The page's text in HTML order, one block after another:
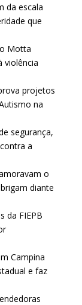
da escala
que
Motta
violência
projetos
na
segurança,
a
o
diante
da FIEPB
Campina
e faz